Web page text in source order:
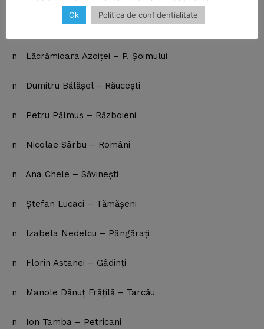
Company
Subscription Plans
n Sorin Şuţu – Oniceni
n Lăcrămioara Azoiţei – P. Şoimului
n Dumitru Bălăşel – Răuceşti
n Petru Pălmuş – Războieni
n Nicolae Sârbu – Români
n Ana Chele – Săvineşti
n Ştefan Lucaci – Tămăşeni
n Izabela Nedelcu – Pângăraţi
n Florin Astanei – Gâdinţi
n Manole Dănuţ Frăţilă – Tarcău
n Ion Tamba – Petricani
Ok Politica de confidentialitate